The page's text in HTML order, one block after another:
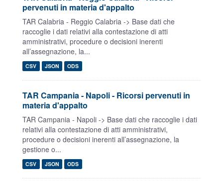
pervenuti in materia d'appalto
TAR Calabria - Reggio Calabria -> Base dati che
raccoglie i dati relativi alla contestazione di atti
amministrativi, procedure o decisioni inerenti
all’assegnazione, la...
CSV JSON ODS
TAR Campania - Napoli - Ricorsi pervenuti in
materia d'appalto
TAR Campania - Napoli -> Base dati che raccoglie i dati
relativi alla contestazione di atti amministrativi,
procedure o decisioni inerenti all’assegnazione, la
gestione o...
CSV JSON ODS